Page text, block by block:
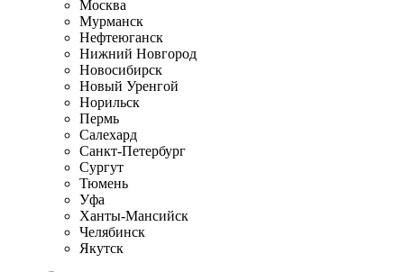
Москва
Мурманск
Нефтеюганск
Нижний Новгород
Новосибирск
Новый Уренгой
Норильск
Пермь
Салехард
Санкт-Петербург
Сургут
Тюмень
Уфа
Ханты-Мансийск
Челябинск
Якутск